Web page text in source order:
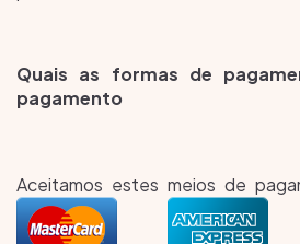
Quais as formas de
pagamento
Aceitamos estes meios de